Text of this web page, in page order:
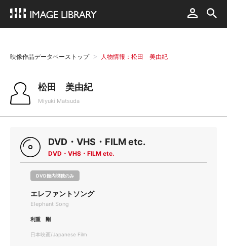
映像作品データベーストップ 人物情報：松田 美由紀
松田 美由紀
Miyuki Matsuda
DVD・VHS・FILM etc.
DVD・VHS・FILM etc.
DVD館内視聴のみ
エレファントソング
Elephant Song
利重 剛
日本映画/Japanese Film